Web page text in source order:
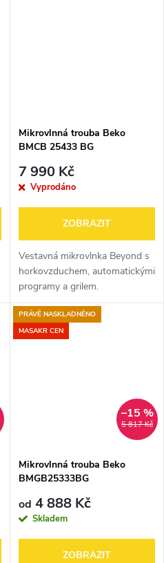
Mikrovlnná trouba Beko
BMCB 25433 BG
7 990 Kč
Vyprodáno
ZOBRAZIT
Vestavná mikrovlnka Beyond s
horkovzduchem, automatickými
programy a grilem.
PRÁVĚ NASKLADNĚNO
MASAKR CEN
5 817 Kč
–15 %
Mikrovlnná trouba Beko
BMGB25333BG
od 4 888 Kč
Skladem
ZOBRAZIT